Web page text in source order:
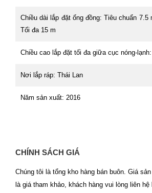
Chiều dài lắp đặt ống đồng: Tiêu chuẩn 7.5
Tối đa 15 m
Chiều cao lắp đặt tối đa giữa cục nóng-
Nơi lắp ráp: Thái Lan
Năm sản xuất: 2016
CHÍNH SÁCH GIÁ
Chúng tôi là tổng kho hàng bán buôn. Giá
là giá tham khảo, khách hàng vui lòng liên hệ